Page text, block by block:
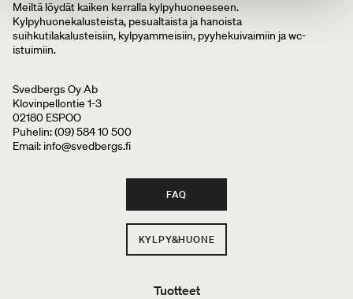
Meiltä löydät kaiken kerralla kylpyhuoneeseen.
Kylpyhuonekalusteista, pesualtaista ja hanoista
suihkutilakalusteisiin, kylpyammeisiin, pyyhekuivaimiin ja wc-
istuimiin.
Svedbergs Oy Ab
Klovinpellontie 1-3
02180 ESPOO
Puhelin: (09) 584 10 500
Email: info@svedbergs.fi
FAQ
KYLPY&HUONE
Tuotteet